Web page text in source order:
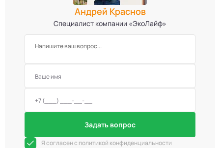
Андрей Краснов
Специалист компании «ЭкоЛайф»
Задать вопрос
Я согласен с политикой конфиденциальности